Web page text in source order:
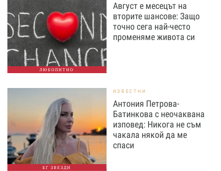
ЛЮБОПИТНО
Август е месецът на
вторите шансове: Защо
точно сега най-често
променяме живота си
БГ ЗВЕЗДИ
ИЗВЕСТНИ
Антония Петрова-
Батинкова с неочаквана
изповед: Никога не съм
чакала някой да ме
спаси